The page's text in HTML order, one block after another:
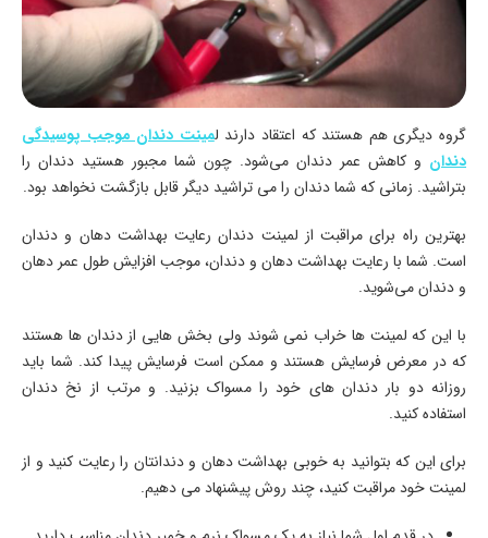
گروه دیگری هم هستند که اعتقاد دارند لمینت دندان موجب پوسیدگی
دندان و کاهش عمر دندان می‌شود. چون شما مجبور هستید دندان را
بتراشید. زمانی که شما دندان را می تراشید دیگر قابل بازگشت نخواهد بود.
بهترین راه برای مراقبت از لمینت دندان رعایت بهداشت دهان و دندان
است. شما با رعایت بهداشت دهان و دندان، موجب افزایش طول عمر دهان
و دندان می‌شوید.
با این که لمینت ها خراب نمی شوند ولی بخش هایی از دندان ها هستند
که در معرض فرسایش هستند و ممکن است فرسایش پیدا کند. شما باید
روزانه دو بار دندان های خود را مسواک بزنید. و مرتب از نخ دندان
استفاده کنید.
برای این که بتوانید به خوبی بهداشت دهان و دندانتان را رعایت کنید و از
لمینت خود مراقبت کنید، چند روش پیشنهاد می دهیم.